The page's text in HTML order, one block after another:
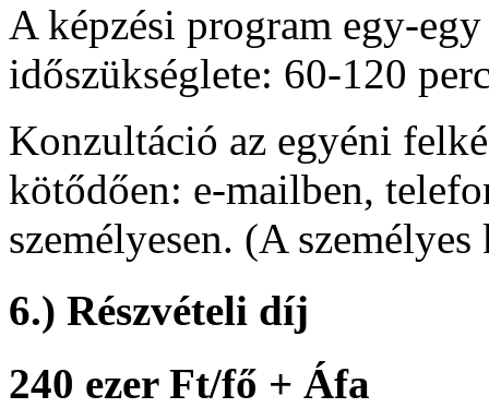
A képzési program egy-
időszükséglete: 60-120
Konzultáció az egyéni
kötődően: e-mailben,
személyesen. (A
6.) Részvételi díj
240 ezer Ft/fő + Áfa